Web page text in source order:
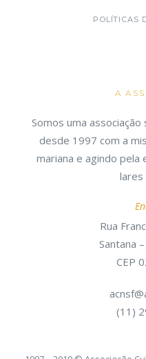
POLÍTICAS
A
Somos uma
desde 1997 com a
mariana e agindo pela
lares
Rua
Santana
CEP
(11)